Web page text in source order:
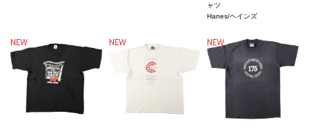
ャツ
Hanes/ヘインズ